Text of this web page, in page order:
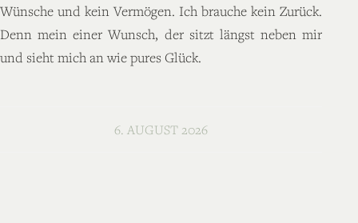
Wünsche und kein Vermögen. Ich brauche kein Zurück.
Denn mein einer Wunsch, der sitzt längst neben mir
und sieht mich an wie pures Glück.
6. AUGUST 2026